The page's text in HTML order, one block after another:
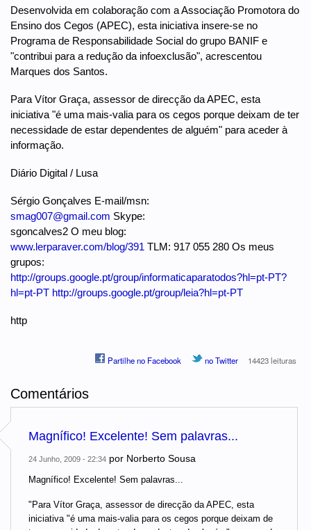
Desenvolvida em colaboração com a Associação Promotora do
Ensino dos Cegos (APEC), esta iniciativa insere-se no
Programa de Responsabilidade Social do grupo BANIF e
"contribui para a redução da infoexclusão", acrescentou
Marques dos Santos.
Para Vítor Graça, assessor de direcção da APEC, esta
iniciativa "é uma mais-valia para os cegos porque deixam de ter
necessidade de estar dependentes de alguém" para aceder à
informação.
Diário Digital / Lusa
Sérgio Gonçalves E-mail/msn:
smag007@gmail.com Skype:
sgoncalves2 O meu blog:
www.lerparaver.com/blog/391 TLM: 917 055 280 Os meus
grupos:
http://groups.google.pt/group/informaticaparatodos?hl=pt-PT?
hl=pt-PT http://groups.google.pt/group/leia?hl=pt-PT
http
Partilhe no Facebook no Twitter 14423 leituras
Comentários
Magnífico! Excelente! Sem palavras...
24 Junho, 2009 - 22:34 por Norberto Sousa
Magnífico! Excelente! Sem palavras...
"Para Vítor Graça, assessor de direcção da APEC, esta
iniciativa "é uma mais-valia para os cegos porque deixam de